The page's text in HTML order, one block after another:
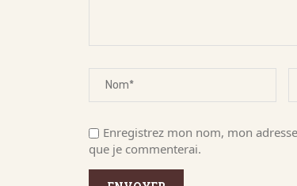
Enregistrez mon nom, mon
que je commenterai.